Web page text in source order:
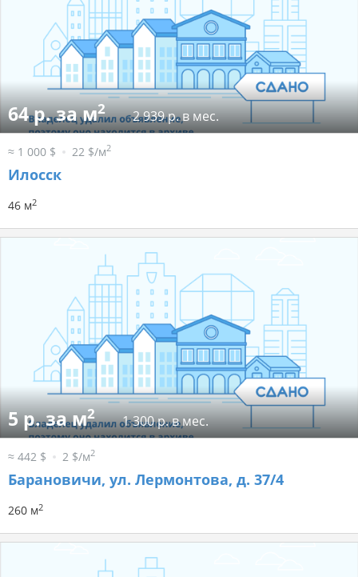
64 р. за м2 2 939 р. в мес.
≈ 1 000 $ 22 $/м2
Илосск
46 м2
5 р. за м2 1 300 р. в мес.
≈ 442 $ 2 $/м2
Барановичи, ул. Лермонтова, д. 37/4
260 м2